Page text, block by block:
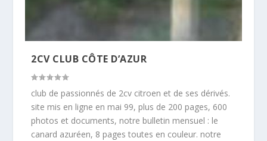
2CV CLUB CÔTE D’AZUR
club de passionnés de 2cv citroen et de ses dérivés.
site mis en ligne en mai 99, plus de 200 pages, 600
photos et documents, notre bulletin mensuel : le
canard azuréen, 8 pages toutes en couleur. notre